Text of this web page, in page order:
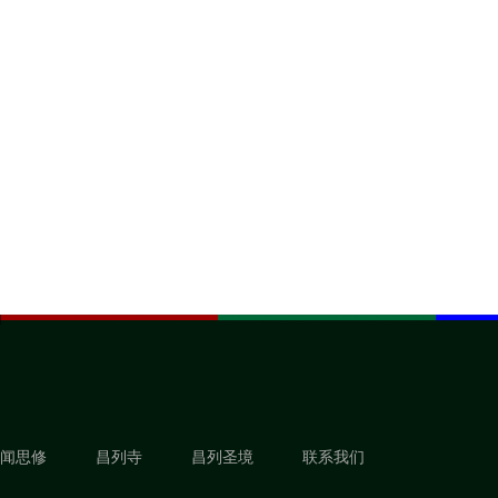
闻思修 昌列寺 昌列圣境 联系我们